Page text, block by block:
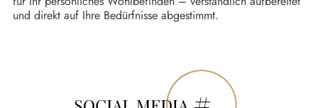
und direkt auf Ihre Bedürfnisse abgestimmt.